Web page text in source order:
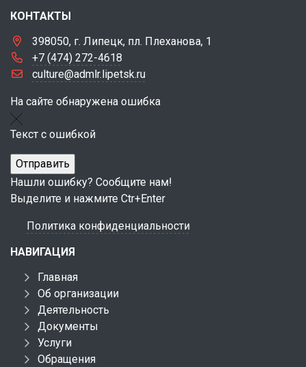
КОНТАКТЫ
398050, г. Липецк, пл. Плеханова, 1
+7 (474) 272-4618
culture@admlr.lipetsk.ru
На сайте обнаружена ошибка
Текст с ошибкой
Нашли ошибку? Сообщите нам!
Выделите и нажмите Ctr+Enter
Политика конфиденциальности
НАВИГАЦИЯ
Главная
Об организации
Деятельность
Документы
Услуги
Обращения